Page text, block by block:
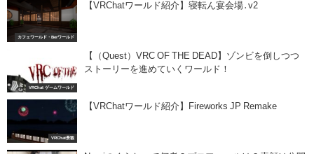
カフェワールド・Berワールド
【VRChatワールド紹介】寝転ん宴会場․v2
VRChat ゲームワールド
【（Quest）VRC OF THE DEAD】ゾンビを倒しつつ
ストーリーを進めていくワールド！
VRChat景観
【VRChatワールド紹介】Fireworks JP Remake